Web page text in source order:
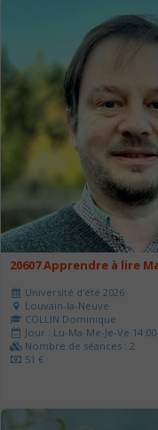
20607 Apprendre à lire
Université d'été 2026
Louvain-la-Neuve
COLLIN Dominique
Jour : Lu-Ma-Me-Je-Ve
Nombre de séances : 2
51 €